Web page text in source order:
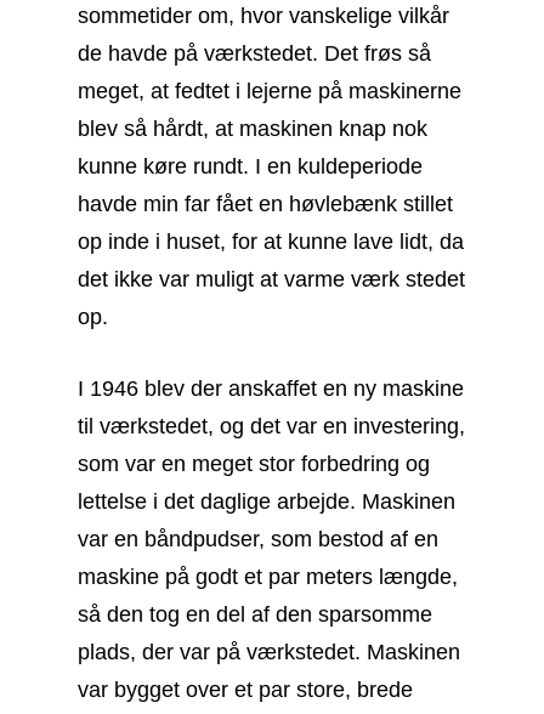
sommetider om, hvor vanskelige vilkår
de havde på værkstedet. Det frøs så
meget, at fedtet i lejerne på maskinerne
blev så hårdt, at maskinen knap nok
kunne køre rundt. I en kuldeperiode
havde min far fået en høvlebænk stillet
op inde i huset, for at kunne lave lidt, da
det ikke var muligt at varme værk stedet
op.
I 1946 blev der anskaffet en ny maskine
til værkstedet, og det var en investering,
som var en meget stor forbedring og
lettelse i det daglige arbejde. Maskinen
var en båndpudser, som bestod af en
maskine på godt et par meters længde,
så den tog en del af den sparsomme
plads, der var på værkstedet. Maskinen
var bygget over et par store, brede